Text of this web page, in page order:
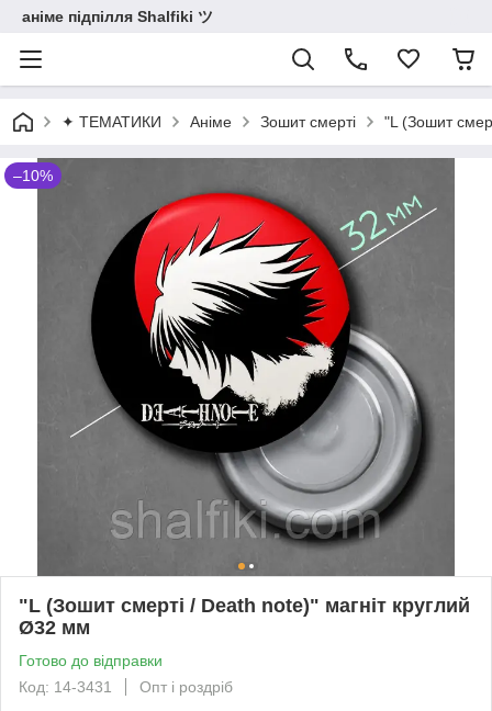
аніме підпілля Shalfiki ツ
✦ ТЕМАТИКИ Аніме Зошит смерті "L (Зошит
–10%
"L (Зошит смерті / Death note)" магніт круглий
Ø32 мм
Готово до відправки
Код: 14-3431
Опт і роздріб